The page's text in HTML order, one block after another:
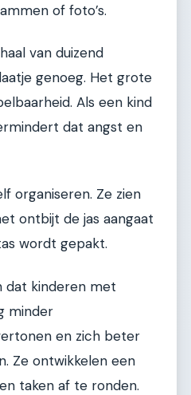
of foto’s.
van duizend
genoeg. Het grote
Als een kind
dat angst en
organiseren. Ze zien
ontbijt de jas aangaat
wordt gepakt.
dat kinderen met
minder
en zich beter
Ze ontwikkelen een
taken af te ronden.